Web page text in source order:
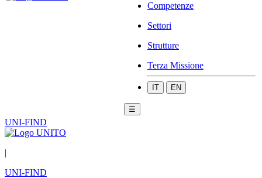
Competenze
Settori
Strutture
Terza Missione
IT EN
☰
UNI-FIND
|
UNI-FIND